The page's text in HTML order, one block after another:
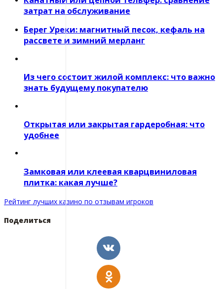
затрат на обслуживание
Берег Уреки: магнитный песок, кефаль на
рассвете и зимний мерланг
Из чего состоит жилой комплекс: что важно
знать будущему покупателю
Открытая или закрытая гардеробная: что
удобнее
Замковая или клеевая кварцвиниловая
плитка: какая лучше?
Рейтинг лучших казино по отзывам игроков
Поделиться